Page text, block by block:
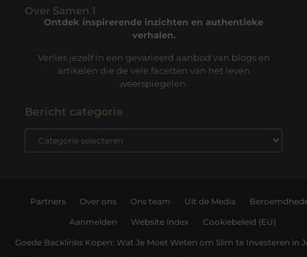
Over Samen 1
Ontdek inspirerende inzichten en authentieke
verhalen.
Verlies jezelf in een gevarieerd aanbod van blogs en
artikelen die de vele facetten van het leven
weerspiegelen.
Bericht categorie
Partners Over ons Ons team Uit de Media
Aanmelden Website index Cookiebeleid (EU)
Goede Backlinks Kopen: Wat Je Moet Weten om Slim te Investeren in